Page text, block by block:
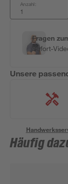
Anzahl:
Fragen
Sofort-
Unsere
Häufig